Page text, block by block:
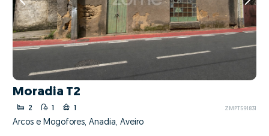
Moradia T2
2 1 1 ZMPT591831
Arcos e Mogofores, Anadia, Aveiro